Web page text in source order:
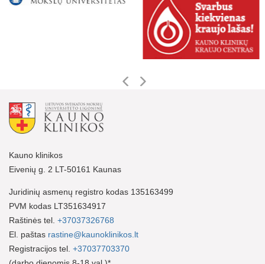
Kauno klinikos
Eivenių g. 2 LT-50161 Kaunas
Juridinių asmenų registro kodas 135163499
PVM kodas LT351634917
Raštinės tel. +37037326768
El. paštas rastine@kaunoklinikos.lt
Registracijos tel. +37037703370